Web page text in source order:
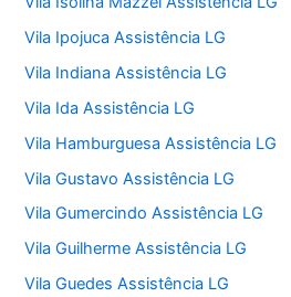
Vila Ipojuca Assistência LG
Vila Indiana Assistência LG
Vila Ida Assistência LG
Vila Hamburguesa Assistência LG
Vila Gustavo Assistência LG
Vila Gumercindo Assistência LG
Vila Guilherme Assistência LG
Vila Guedes Assistência LG